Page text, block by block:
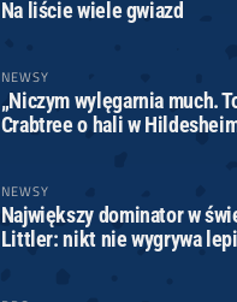
Na liście wiele gwiazd
NEWSY
„Niczym wylęgarnia much.
Crabtree o hali w
NEWSY
Największy dominator w
Littler: nikt nie wygrywa